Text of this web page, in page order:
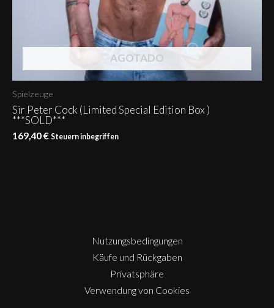
AGOTADO
Spielzeuge
Sir Peter Cock (Limited Special Edition Box )
***SOLD***
169,40€ Steuern inbegriffen
Nutzungsbedingungen
Käufe und Rückgaben
Privatsphäre
Verwendung von Cookies